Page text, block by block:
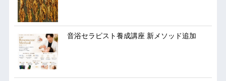
音浴セラピスト養成講座 新メソッド追加